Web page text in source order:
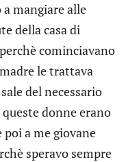
a mangiare alle
della casa di
cominciavano
le trattava
del necessario
donne erano
a me giovane
speravo sempre